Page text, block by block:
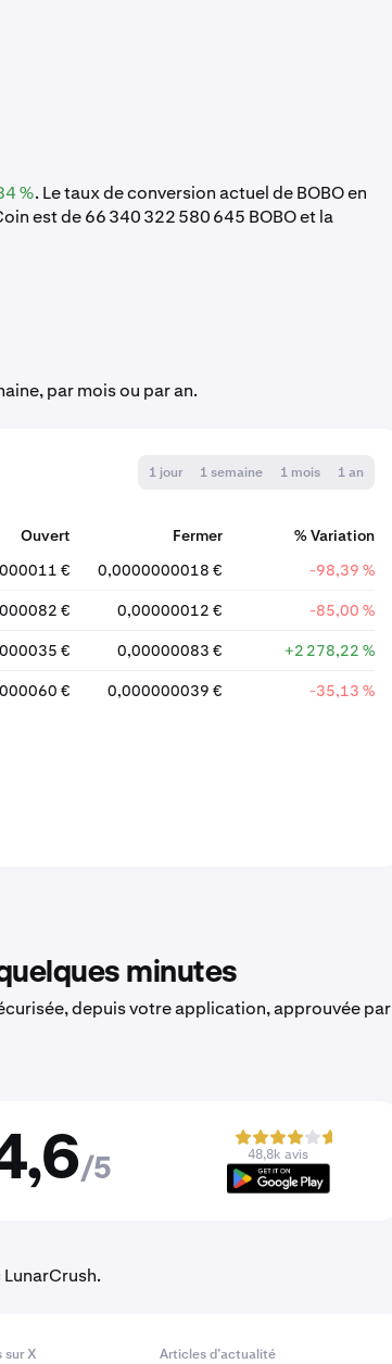
%. Le taux de conversion actuel de BOBO en
est de 66 340 322 580 645 BOBO et la
par mois ou par an.
1 jour 1 semaine 1 mois 1 an
Ouvert Fermer
% Variation
€ 0,0000000018 € -98,39 %
€ 0,00000012 € -85,00 %
€ 0,00000083 € +2 278,22 %
€ 0,000000039 € -35,13 %
minutes
depuis votre application, approuvée par
/5
48,8k avis
sur X Articles d’actualité